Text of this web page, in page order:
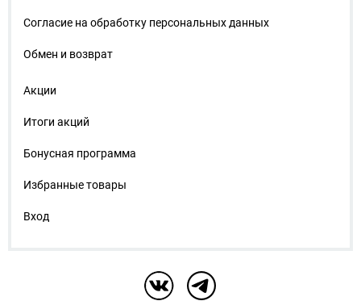
Согласие на обработку персональных данных
Обмен и возврат
Акции
Итоги акций
Бонусная программа
Избранные товары
Вход